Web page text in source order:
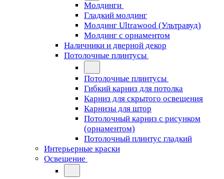
Молдинги
Гладкий молдинг
Молдинг Ultrawood (Ультравуд)
Молдинг с орнаментом
Наличники и дверной декор
Потолочные плинтусы
Потолочные плинтусы
Гибкий карниз для потолка
Карниз для скрытого освещения
Карнизы для штор
Потолочный карниз с рисунком
(орнаментом)
Потолочный плинтус гладкий
Интерьерные краски
Освещение